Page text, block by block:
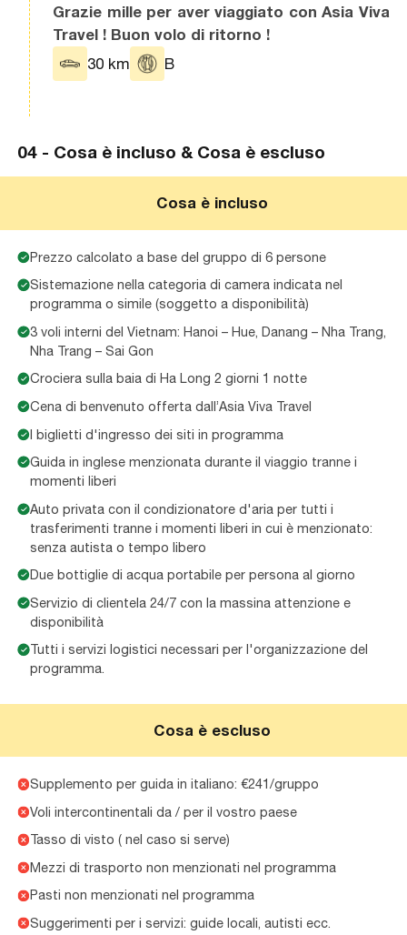
Grazie mille per aver viaggiato con Asia Viva
Travel ! Buon volo di ritorno !
30 km
B
04 - Cosa è incluso & Cosa è escluso
Cosa è incluso
Prezzo calcolato a base del gruppo di 6 persone
Sistemazione nella categoria di camera indicata nel
programma o simile (soggetto a disponibilità)
3 voli interni del Vietnam: Hanoi – Hue, Danang – Nha Trang,
Nha Trang – Sai Gon
Crociera sulla baia di Ha Long 2 giorni 1 notte
Cena di benvenuto offerta dall’Asia Viva Travel
I biglietti d'ingresso dei siti in programma
Guida in inglese menzionata durante il viaggio tranne i
momenti liberi
Auto privata con il condizionatore d'aria per tutti i
trasferimenti tranne i momenti liberi in cui è menzionato:
senza autista o tempo libero
Due bottiglie di acqua portabile per persona al giorno
Servizio di clientela 24/7 con la massina attenzione e
disponibilità
Tutti i servizi logistici necessari per l'organizzazione del
programma.
Cosa è escluso
Supplemento per guida in italiano: €241/gruppo
Voli intercontinentali da / per il vostro paese
Tasso di visto ( nel caso si serve)
Mezzi di trasporto non menzionati nel programma
Pasti non menzionati nel programma
Suggerimenti per i servizi: guide locali, autisti ecc.